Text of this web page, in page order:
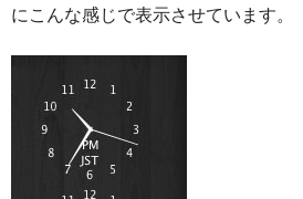
にこんな感じで表示させています。